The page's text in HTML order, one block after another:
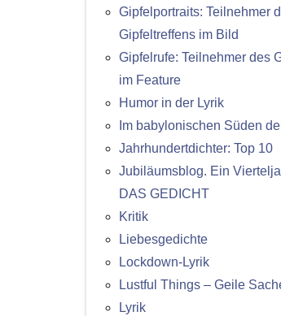
Gipfelportraits: Teilnehmer
Gipfeltreffens im Bild
Gipfelrufe: Teilnehmer des
im Feature
Humor in der Lyrik
Im babylonischen Süden
Jahrhundertdichter: Top 10
Jubiläumsblog. Ein
DAS GEDICHT
Kritik
Liebesgedichte
Lockdown-Lyrik
Lustful Things – Geile
Lyrik